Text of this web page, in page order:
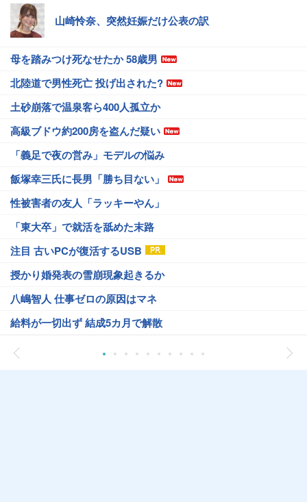
山崎怜奈、突然妊娠だけ公表の訳
母を踏みつけ死なせたか 58歳男
北陸道で男性死亡 投げ出された?
土砂崩落で温泉客ら400人孤立か
高級ブドウ約200房を盗んだ疑い
「義足で夜の営み」モデルの悩み
飯塚幸三氏に長男「勝ち目ない」
性被害者の友人「ラッキーやん」
「東大卒」で就活を舐めた末路
注目 古いPCが復活するUSB
授かり婚発表の雪崩現象起きるか
八嶋智人 仕事ゼロの原因はマネ
給料が一切出ず 結成5カ月で解散